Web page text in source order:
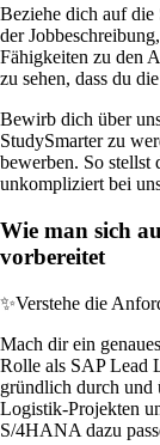
Beziehe dich auf die
der
Fähigkeiten zu den
zu sehen, dass du
Bewirb dich über
StudySmarter zu
bewerben. So stellst
unkompliziert bei
Wie man sich
vorbereitet
✨Verstehe die
Mach dir ein
Rolle als SAP Lead
gründlich durch und
Logistik-Projekten
S/4HANA dazu